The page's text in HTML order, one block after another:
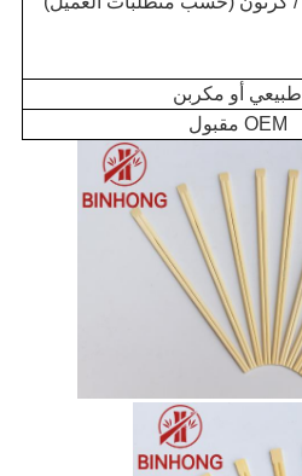
طبيعي أو مكربن
OEM مقبول